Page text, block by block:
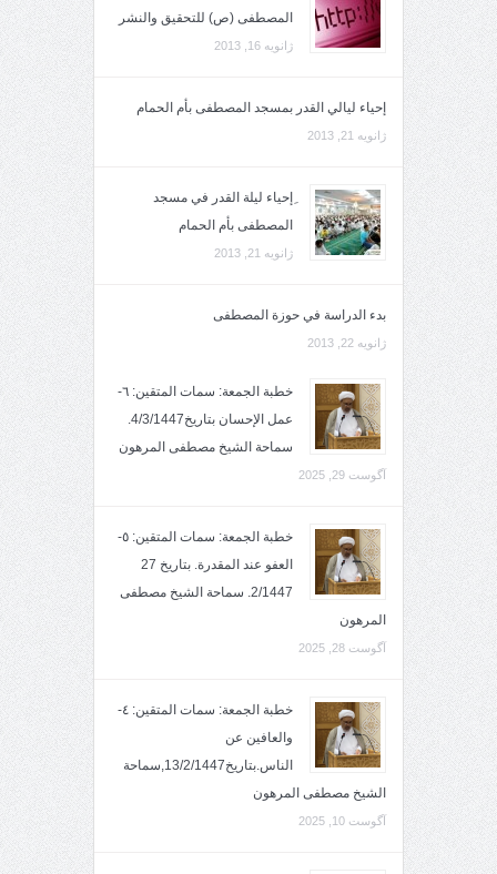
المصطفى (ص) للتحقيق والنشر
ژانویه 16, 2013
إحياء ليالي القدر بمسجد المصطفى بأم الحمام
ژانویه 21, 2013
ِإحياء ليلة القدر في مسجد
المصطفى بأم الحمام
ژانویه 21, 2013
بدء الدراسة في حوزة المصطفى
ژانویه 22, 2013
خطبة الجمعة: سمات المتقين: ٦-
عمل الإحسان بتاريخ4/3/1447.
سماحة الشيخ مصطفى المرهون
آگوست 29, 2025
خطبة الجمعة: سمات المتقين: ٥-
العفو عند المقدرة. بتاريخ 27
2/1447. سماحة الشيخ مصطفى
المرهون
آگوست 28, 2025
خطبة الجمعة: سمات المتقين: ٤-
والعافين عن
الناس.بتاريخ13/2/1447,سماحة
الشيخ مصطفى المرهون
آگوست 10, 2025